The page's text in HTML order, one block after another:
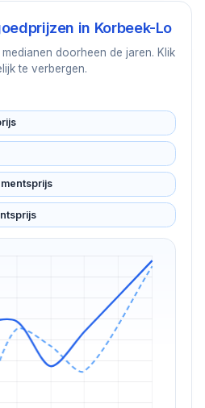
in Korbeek-Lo
doorheen de jaren. Klik
te verbergen.